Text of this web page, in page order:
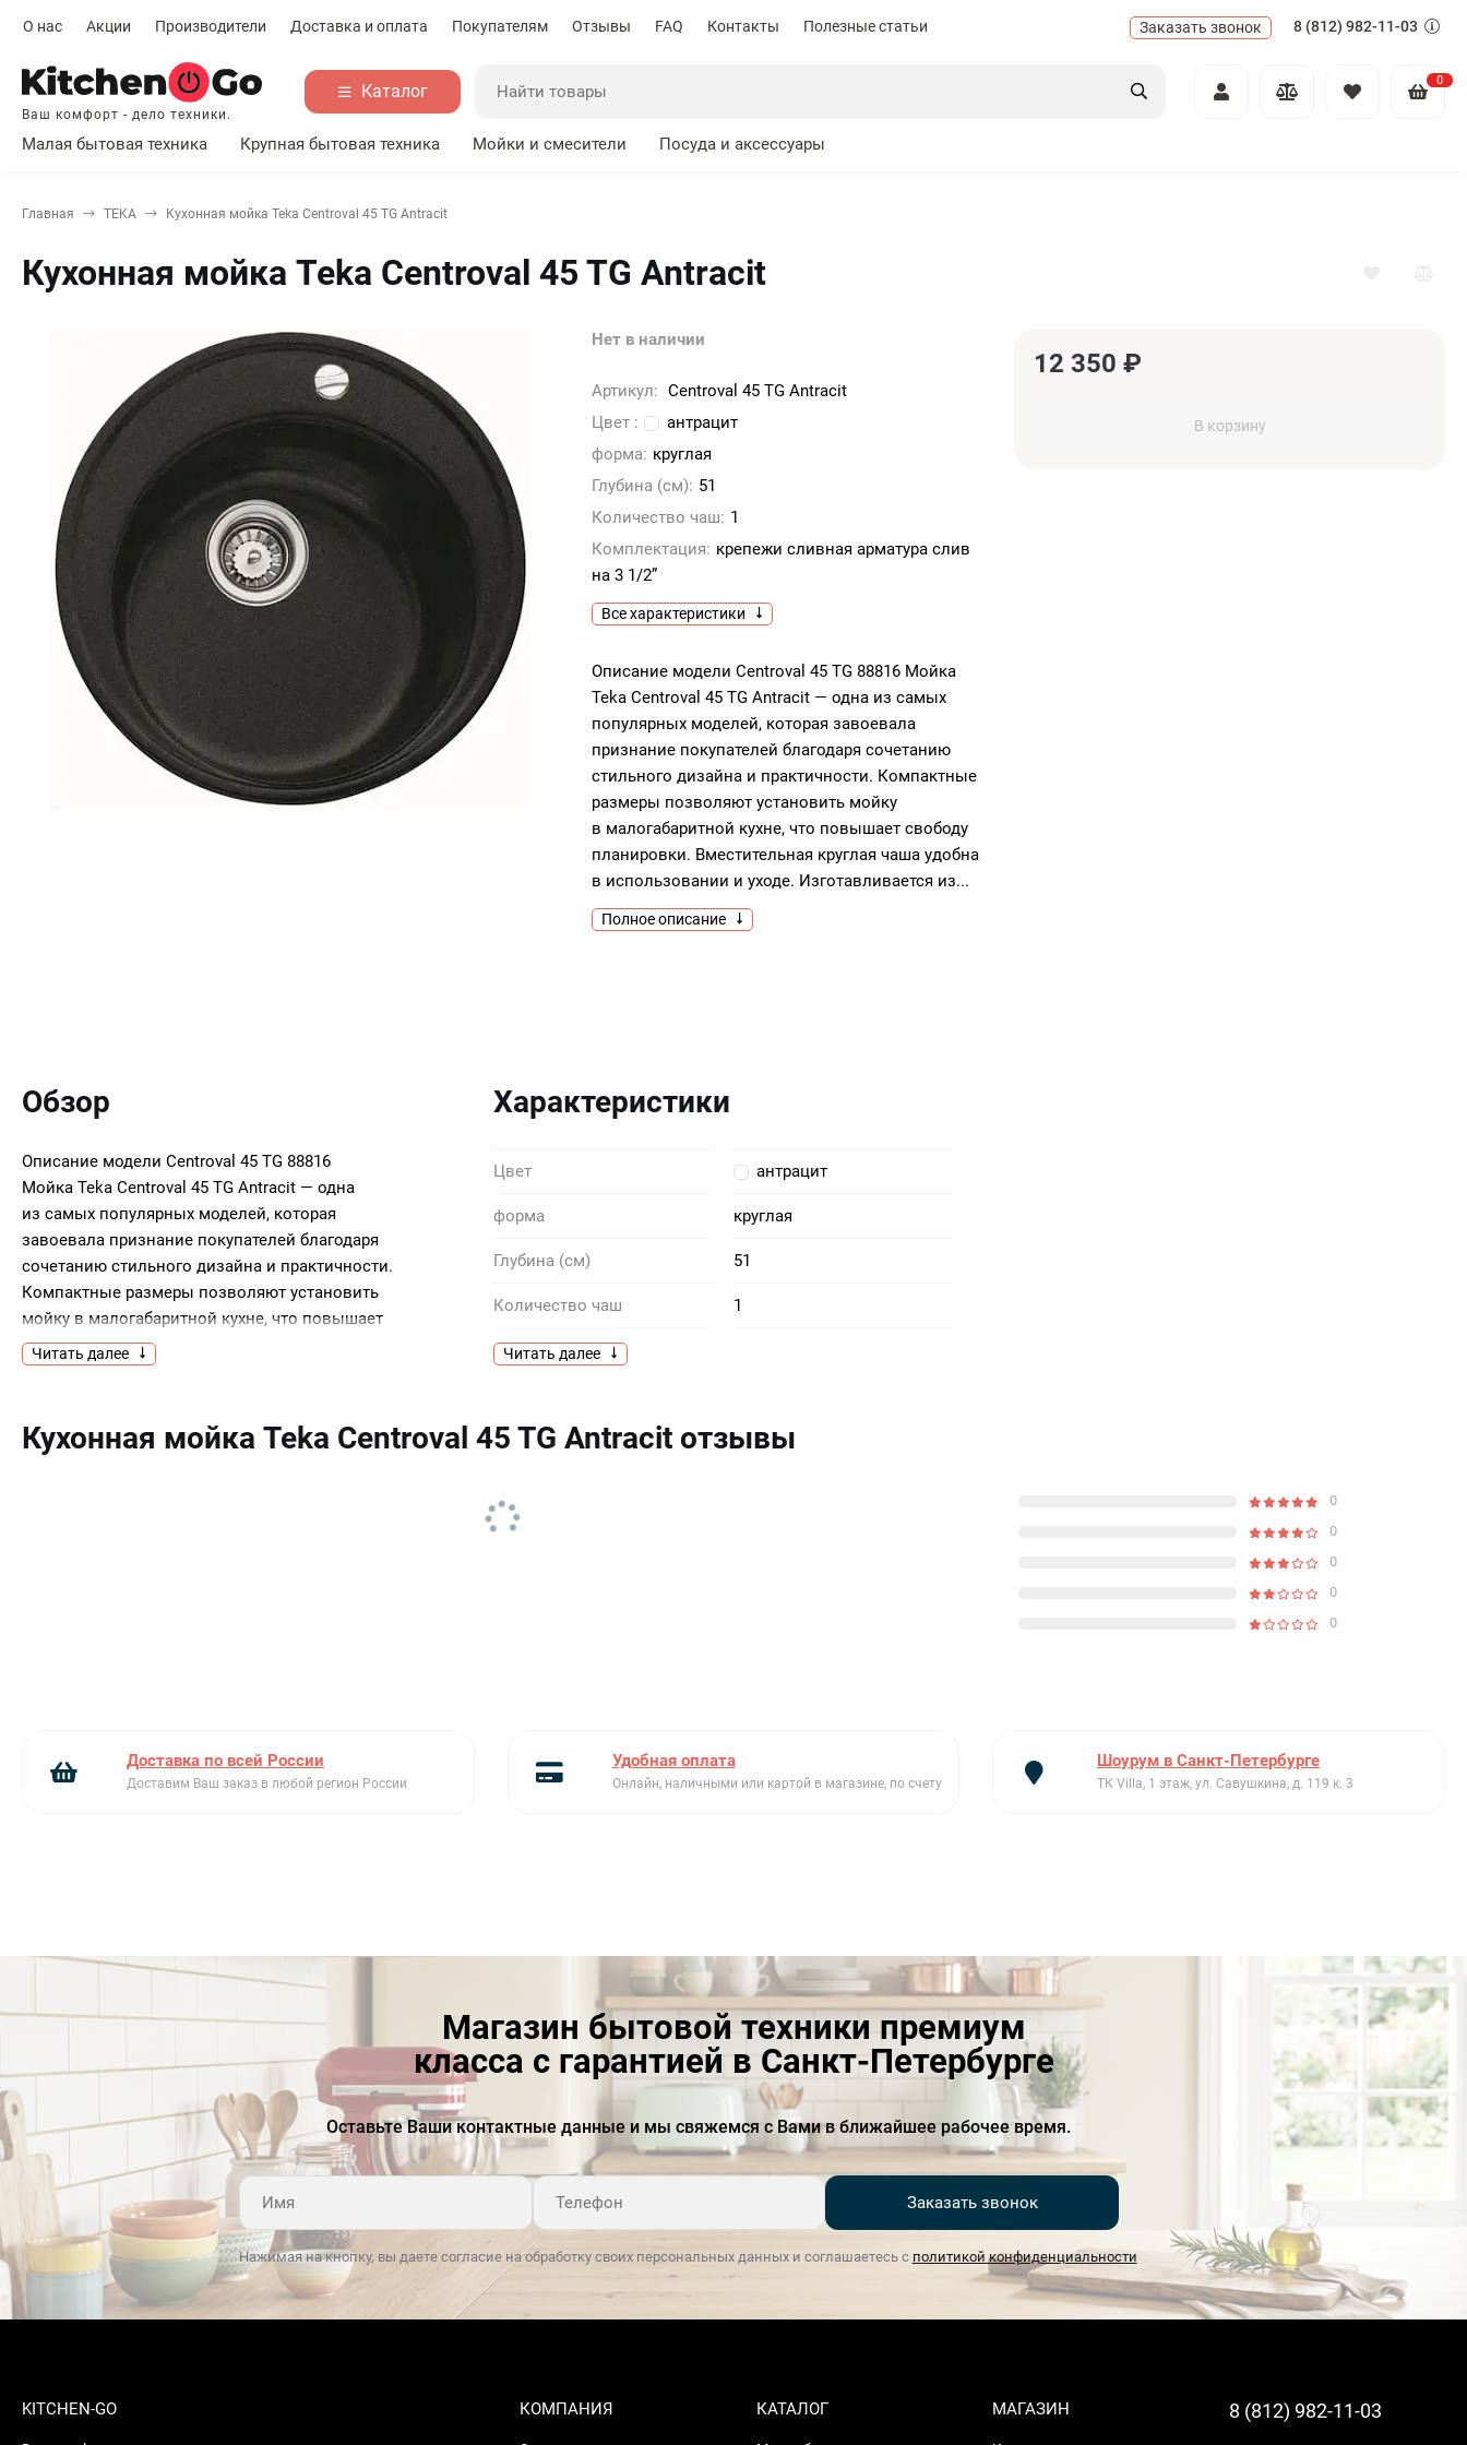
О нас Акции Производители Доставка и оплата Покупателям Отзывы FAQ Контакты Полезные статьи Заказать звонок 8 (812) 982-11-03
Ваш комфорт - дело техники.
Каталог
0
Малая бытовая техника Крупная бытовая техника Мойки и смесители Посуда и аксессуары
Главная TEKA Кухонная мойка Teka Centroval 45 TG Antracit
Кухонная мойка Teka Centroval 45 TG Antracit
Нет в наличии
Артикул: Centroval 45 TG Antracit
Цвет :
антрацит
форма: круглая
Глубина (см): 51
Количество чаш: 1
Комплектация: крепежи сливная арматура слив
на 3 1/2”
Все характеристики
Описание модели Centroval 45 TG 88816 Мойка
Teka Centroval 45 TG Antracit — одна из самых
популярных моделей, которая завоевала
признание покупателей благодаря сочетанию
стильного дизайна и практичности. Компактные
размеры позволяют установить мойку
в малогабаритной кухне, что повышает свободу
планировки. Вместительная круглая чаша удобна
в использовании и уходе. Изготавливается из...
Полное описание
12 350 ₽
В корзину
Обзор
Описание модели Centroval 45 TG 88816
Мойка Teka Centroval 45 TG Antracit — одна
из самых популярных моделей, которая
завоевала признание покупателей благодаря
сочетанию стильного дизайна и практичности.
Компактные размеры позволяют установить
мойку в малогабаритной кухне, что повышает
свободу планировки. Вместительная круглая
чаша удобна в использовании и уходе.
из тегранита делают путем холодного литья
Крепежи и сливная арматура в комплекте
Читать далее
Характеристики
Цвет антрацит
форма круглая
Глубина (см) 51
Количество чаш 1
Комплектация
модельный ряд
Сливная арматура в комплекте
Читать далее
Кухонная мойка Teka Centroval 45 TG Antracit отзывы
0
0
0
0
0
Доставка по всей России
Доставим Ваш заказ в любой регион России
Удобная оплата
Онлайн, наличными или картой в магазине, по счету
Шоурум в Санкт-Петербурге
ТК Villa, 1 этаж, ул. Савушкина, д. 119 к. 3
Магазин бытовой техники премиум
класса с гарантией в Санкт-Петербурге
Оставьте Ваши контактные данные и мы свяжемся с Вами в ближайшее рабочее время.
Заказать звонок
Нажимая на кнопку, вы даете согласие на обработку своих персональных данных и соглашаетесь с политикой конфиденциальности
KITCHEN-GO КОМПАНИЯ КАТАЛОГ МАГАЗИН 8 (812) 982-11-03